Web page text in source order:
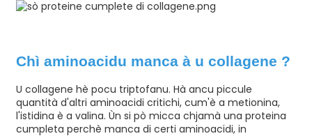
Chì aminoacidu manca à u collagene ?
U collagene hè pocu triptofanu. Hà ancu piccule
quantità d'altri aminoacidi critichi, cum'è a metionina,
l'istidina è a valina. Ùn si pò micca chjamà una proteina
cumpleta perchè manca di certi aminoacidi, in